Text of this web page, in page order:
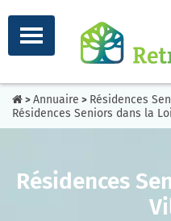
> Annuaire > Résidences
Résidences Seniors dans la
Résidences